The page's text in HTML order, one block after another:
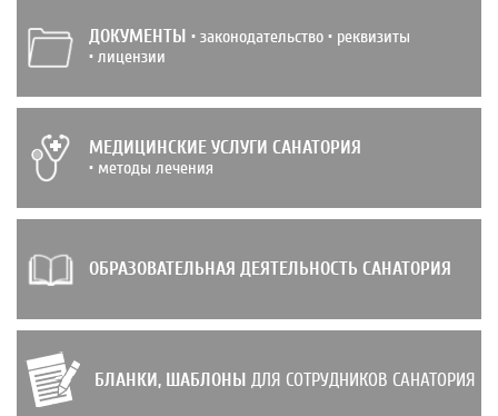
ДОКУМЕНТЫ • законодательство • реквизиты
• лицензии
МЕДИЦИНСКИЕ УСЛУГИ САНАТОРИЯ
• методы лечения
ОБРАЗОВАТЕЛЬНАЯ ДЕЯТЕЛЬНОСТЬ САНАТОРИЯ
БЛАНКИ, ШАБЛОНЫ ДЛЯ СОТРУДНИКОВ САНАТОРИЯ